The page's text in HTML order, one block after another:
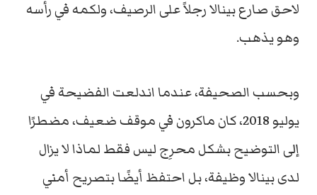
لاحق صارع بينالا رجلاً على الرصيف، ولكمه في رأسه
وهو يذهب.
وبحسب الصحيفة، عندما اندلعت الفضيحة في
يوليو 2018، كان ماكرون في موقف ضعيف، مضطرًا
إلى التوضيح بشكل محرِج ليس فقط لماذا لا يزال
لدى بينالا وظيفة، بل احتفظ أيضًا بتصريح أمني